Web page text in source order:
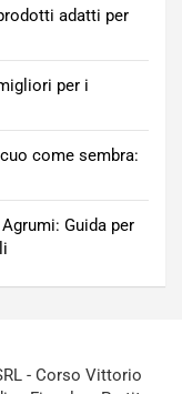
adatti per
per i
come sembra:
Guida per
- Corso Vittorio